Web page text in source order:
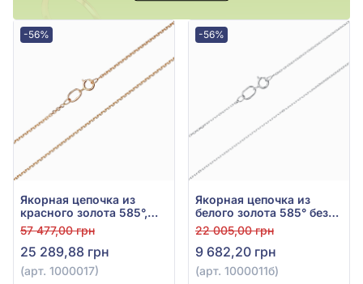
-56%
Якорная цепочка из
красного золота 585°,
без вставки, арт. 1000017
57 477,00 грн
25 289,88 грн
(арт. 1000017)
-56%
Якорная цепочка из
белого золота 585° без
вставки, арт. 1000011б
22 005,00 грн
9 682,20 грн
(арт. 1000011б)